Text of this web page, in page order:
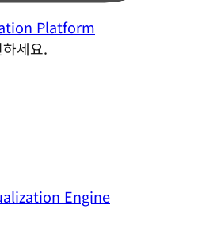
Platform
세요.
Engine